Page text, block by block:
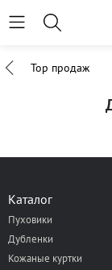
Top продаж
Каталог
Пуховики
Дубленки
Кожаные куртки